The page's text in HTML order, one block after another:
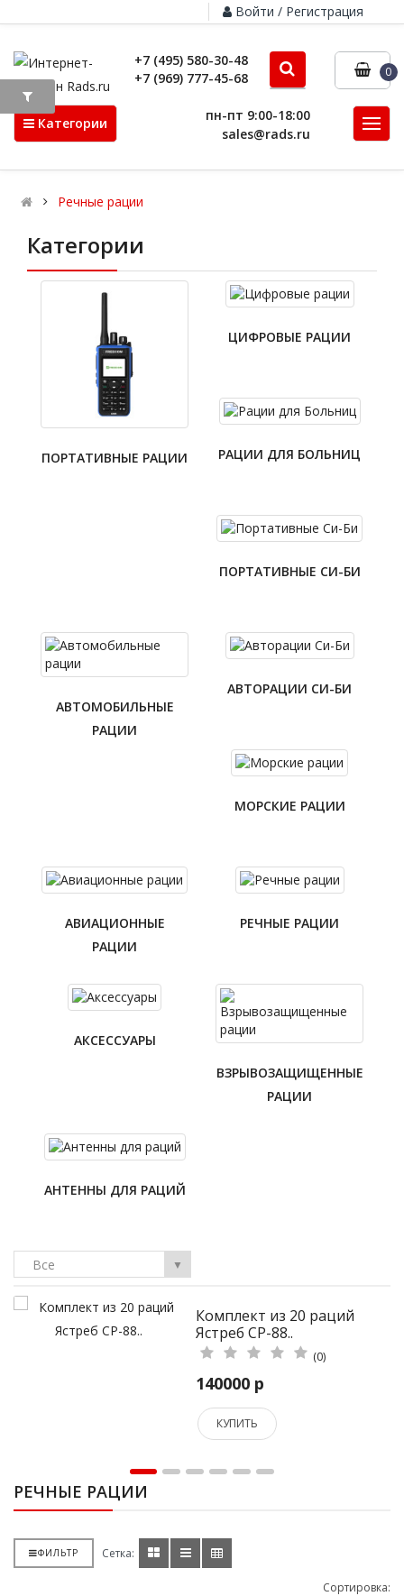
Войти / Регистрация
+7 (495) 580-30-48
+7 (969) 777-45-68
0
Категории
пн-пт 9:00-18:00
sales@rads.ru
Речные рации
Категории
ПОРТАТИВНЫЕ РАЦИИ
ЦИФРОВЫЕ РАЦИИ
РАЦИИ ДЛЯ БОЛЬНИЦ
ПОРТАТИВНЫЕ СИ-БИ
АВТОМОБИЛЬНЫЕ
РАЦИИ
АВТОРАЦИИ СИ-БИ
МОРСКИЕ РАЦИИ
АВИАЦИОННЫЕ
РАЦИИ
РЕЧНЫЕ РАЦИИ
АКСЕССУАРЫ
ВЗРЫВОЗАЩИЩЕННЫЕ
РАЦИИ
АНТЕННЫ ДЛЯ РАЦИЙ
Все ▼
из 20 раций
РЕЧНЫЕ РАЦИИ
ФИЛЬТР Сетка:
Сортировка: